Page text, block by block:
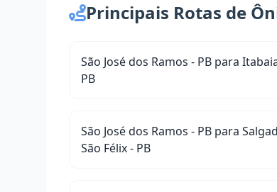
Principais Rotas de
São José dos Ramos - PB para
PB
São José dos Ramos - PB para
São Félix - PB